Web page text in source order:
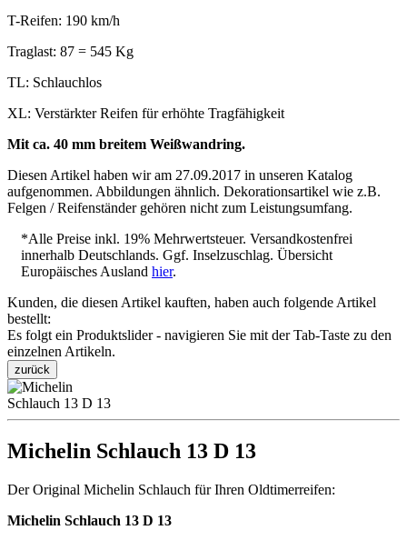
T-Reifen: 190 km/h
Traglast: 87 = 545 Kg
TL: Schlauchlos
XL: Verstärkter Reifen für erhöhte Tragfähigkeit
Mit ca. 40 mm breitem Weißwandring.
Diesen Artikel haben wir am 27.09.2017 in unseren Katalog
aufgenommen. Abbildungen ähnlich. Dekorationsartikel wie z.B.
Felgen / Reifenständer gehören nicht zum Leistungsumfang.
*Alle Preise inkl. 19% Mehrwertsteuer. Versandkostenfrei
innerhalb Deutschlands. Ggf. Inselzuschlag. Übersicht
Europäisches Ausland hier.
Kunden, die diesen Artikel kauften, haben auch folgende Artikel
bestellt:
Es folgt ein Produktslider - navigieren Sie mit der Tab-Taste zu den
einzelnen Artikeln.
zurück
Michelin Schlauch 13 D 13
Der Original Michelin Schlauch für Ihren Oldtimerreifen:
Michelin Schlauch 13 D 13